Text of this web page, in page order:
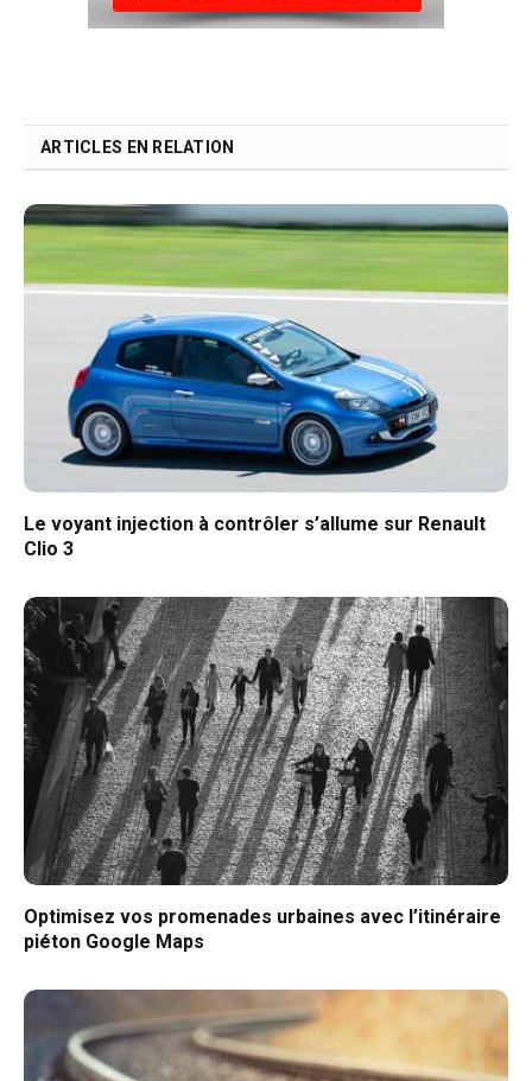
ARTICLES EN RELATION
Le voyant injection à contrôler s’allume sur Renault
Clio 3
Optimisez vos promenades urbaines avec l’itinéraire
piéton Google Maps